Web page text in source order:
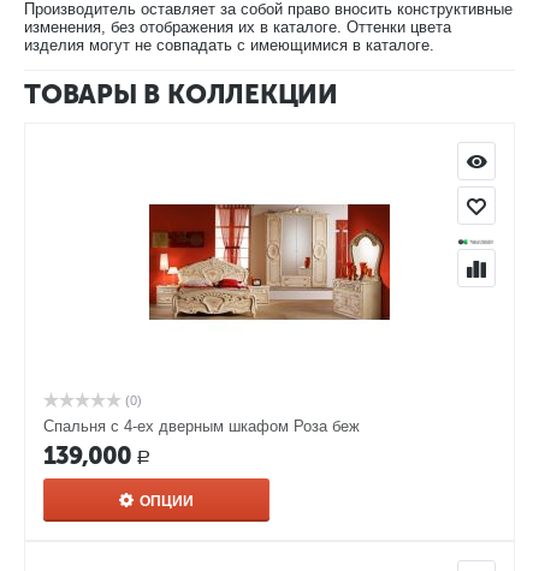
Производитель оставляет за собой право вносить конструктивные
изменения, без отображения их в каталоге. Оттенки цвета
изделия могут не совпадать с имеющимися в каталоге.
ТОВАРЫ В КОЛЛЕКЦИИ
(0)
Спальня с 4-ех дверным шкафом Роза беж
139,000 Р
ОПЦИИ